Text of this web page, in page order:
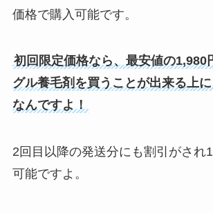
価格で購入可能です。
初回限定価格なら、最安値の1,980
グル養毛剤を買うことが出来る上
なんですよ！
2回目以降の発送分にも割引がされ
可能ですよ。